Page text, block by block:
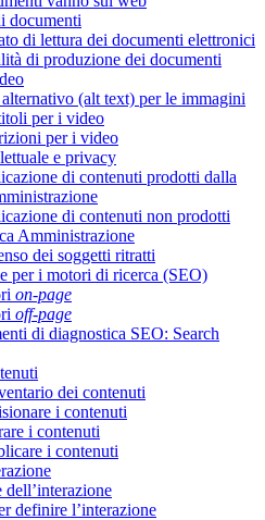
documenti
di lettura dei documenti elettronici
di produzione dei documenti
(alt text) per le immagini
per i video
per i video
e privacy
di contenuti prodotti dalla
di contenuti non prodotti
Amministrazione
dei soggetti ritratti
per i motori di ricerca (SEO)
on-page
off-page
di diagnostica SEO: Search
dei contenuti
i contenuti
i contenuti
i contenuti
dell’interazione
definire l’interazione